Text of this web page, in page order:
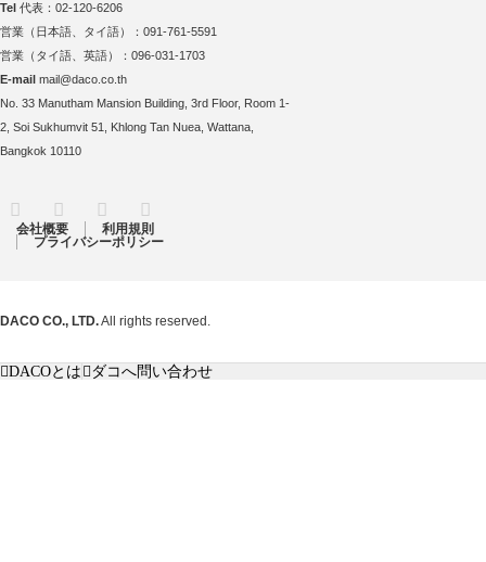
Tel 代表：02-120-6206
営業（日本語、タイ語）：091-761-5591
営業（タイ語、英語）：096-031-1703
E-mail mail@daco.co.th
No. 33 Manutham Mansion Building, 3rd Floor, Room 1-
2, Soi Sukhumvit 51, Khlong Tan Nuea, Wattana,
Bangkok 10110
Twitter FacebookInstagram
会社概要
利用規則
プライバシーポリシー
DACO CO., LTD.All rights reserved.
DACOとは ダコへ問い合わせ